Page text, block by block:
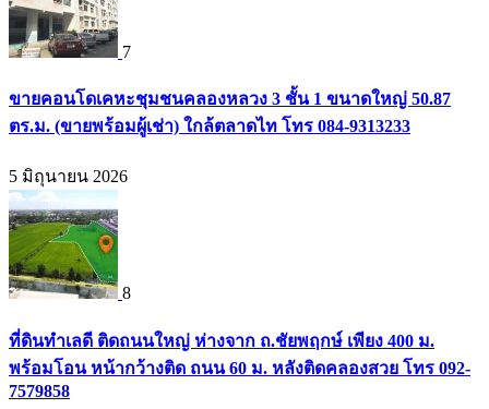
7
ขายคอนโดเคหะชุมชนคลองหลวง 3 ชั้น 1 ขนาดใหญ่ 50.87
ตร.ม. (ขายพร้อมผู้เช่า) ใกล้ตลาดไท โทร 084-9313233
5 มิถุนายน 2026
8
ที่ดินทำเลดี ติดถนนใหญ่ ห่างจาก ถ.ชัยพฤกษ์ เพียง 400 ม.
พร้อมโอน หน้ากว้างติด ถนน 60 ม. หลังติดคลองสวย โทร 092-
7579858